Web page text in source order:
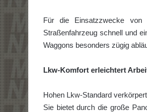
Für die Einsatzzwecke
Straßenfahrzeug schnell und
Waggons besonders zügig
Lkw-Komfort erleichtert
Hohen Lkw-Standard
Sie bietet durch die große